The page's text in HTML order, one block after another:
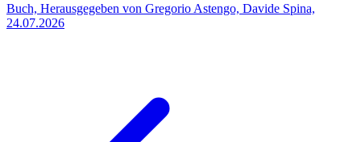
Buch, Herausgegeben von Gregorio Astengo, Davide Spina,
24.07.2026